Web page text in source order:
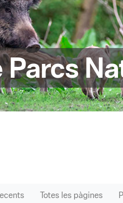
Parcs
Totes les pàgines